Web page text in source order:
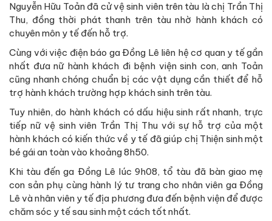
Nguyễn Hữu Toản đã cử vệ sinh viên trên tàu là chị Trần Thị
Thu, đồng thời phát thanh trên tàu nhờ hành khách có
chuyên môn y tế đến hỗ trợ.
Cùng với việc điện báo ga Đồng Lê liên hệ cơ quan y tế gần
nhất đưa nữ hành khách đi bệnh viện sinh con, anh Toản
cũng nhanh chóng chuẩn bị các vật dụng cần thiết để hỗ
trợ hành khách trường hợp khách sinh trên tàu.
Tuy nhiên, do hành khách có dấu hiệu sinh rất nhanh, trực
tiếp nữ vệ sinh viên Trần Thị Thu với sự hỗ trợ của một
hành khách có kiến thức về y tế đã giúp chị Thiện sinh một
bé gái an toàn vào khoảng 8h50.
Khi tàu đến ga Đồng Lê lúc 9h08, tổ tàu đã bàn giao mẹ
con sản phụ cùng hành lý tư trang cho nhân viên ga Đồng
Lê và nhân viên y tế địa phương đưa đến bệnh viện để được
chăm sóc y tế sau sinh một cách tốt nhất.